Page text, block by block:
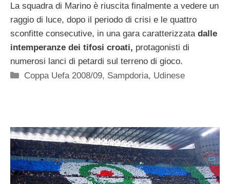
La squadra di Marino è riuscita finalmente a vedere un
raggio di luce, dopo il periodo di crisi e le quattro
sconfitte consecutive, in una gara caratterizzata dalle
intemperanze dei tifosi croati, protagonisti di
numerosi lanci di petardi sul terreno di gioco.
Categorie
Coppa Uefa 2008/09, Sampdoria, Udinese